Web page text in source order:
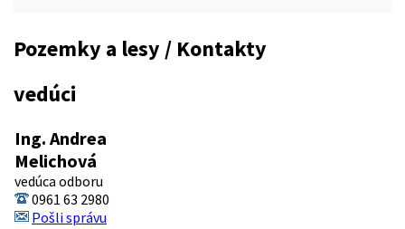
Pozemky a lesy / Kontakty
vedúci
Ing. Andrea
Melichová
vedúca odboru
0961 63 2980
Pošli správu